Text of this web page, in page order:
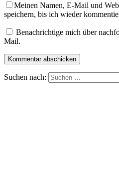
Meinen Namen, E-Mail und
speichern, bis ich wieder
Benachrichtige mich über
Mail.
Suchen nach: